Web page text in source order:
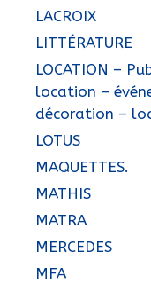
LACROIX
LITTÉRATURE
LOCATION –
location –
décoration –
LOTUS
MAQUETTES.
MATHIS
MATRA
MERCEDES
MFA